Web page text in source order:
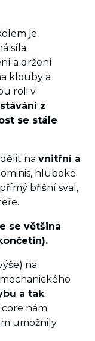
je
síla
a držení
klouby a
roli v
z
se stále
na vnitřní a
hluboké
břišní sval,
se většina
na
a tak
nám
umožnily